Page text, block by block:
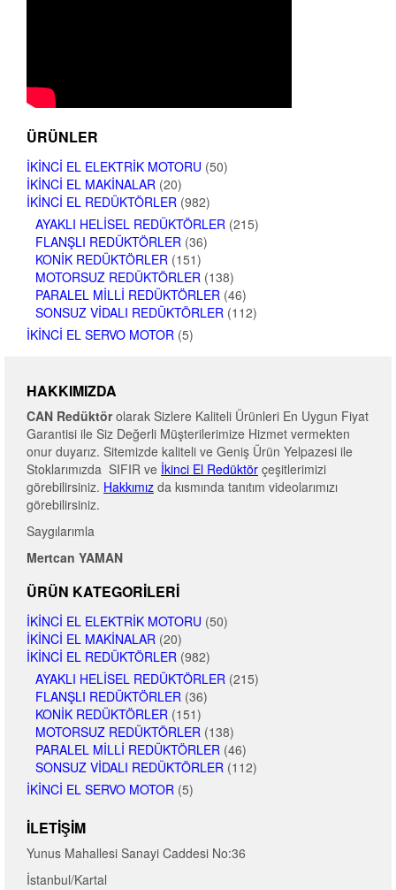
ÜRÜNLER
İKINCI EL ELEKTRIK MOTORU (50)
İKINCI EL MAKINALAR (20)
İKINCI EL REDÜKTÖRLER (982)
AYAKLI HELISEL REDÜKTÖRLER (215)
FLANŞLI REDÜKTÖRLER (36)
KONIK REDÜKTÖRLER (151)
MOTORSUZ REDÜKTÖRLER (138)
PARALEL MILLI REDÜKTÖRLER (46)
SONSUZ VIDALI REDÜKTÖRLER (112)
İKINCI EL SERVO MOTOR (5)
HAKKIMIZDA
CAN Redüktörolarak Sizlere Kaliteli Ürünleri En Uygun Fiyat
Garantisi ile Siz Değerli Müşterilerimize Hizmet vermekten
onur duyarız. Sitemizde kaliteli ve Geniş Ürün Yelpazesi ile
Stoklarımızda SIFIR ve İkinci El Redüktör çeşitlerimizi
görebilirsiniz. Hakkımız da kısmında tanıtım videolarımızı
görebilirsiniz.
Saygılarımla
Mertcan YAMAN
ÜRÜN KATEGORILERI
İKINCI EL ELEKTRIK MOTORU (50)
İKINCI EL MAKINALAR (20)
İKINCI EL REDÜKTÖRLER (982)
AYAKLI HELISEL REDÜKTÖRLER (215)
FLANŞLI REDÜKTÖRLER (36)
KONIK REDÜKTÖRLER (151)
MOTORSUZ REDÜKTÖRLER (138)
PARALEL MILLI REDÜKTÖRLER (46)
SONSUZ VIDALI REDÜKTÖRLER (112)
İKINCI EL SERVO MOTOR (5)
İLETIŞIM
Yunus Mahallesi Sanayi Caddesi No:36
İstanbul/Kartal